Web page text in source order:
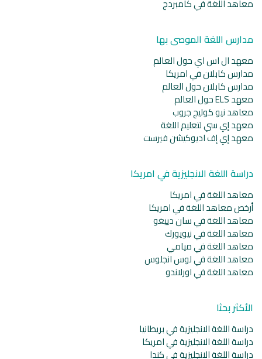
معاهد اللغة في كامبردج
مدارس اللغة الموصى بها
معهد ال اس اي حول العالم
مدارس كابلان في امريكا
مدارس كابلان حول العالم
معهد ELS حول العالم
معاهد نيو كوليج جروب
معهد إي سي لتعليم اللغة
معهد إي إف اديوكيشن فيرست
دراسة اللغة الانجليزية في امريكا
معاهد اللغة في امريكا
أرخص معاهد اللغة في امريكا
معاهد اللغة في سان دييغو
معاهد اللغة في نيويورك
معاهد اللغة في ميامي
معاهد اللغة في لوس انجلوس
معاهد اللغة في اورلاندو
الأكثر بحثا
دراسة اللغة الانجليزية في بريطانيا
دراسة اللغة الانجليزية في امريكا
دراسة اللغة الانجليزية في كندا